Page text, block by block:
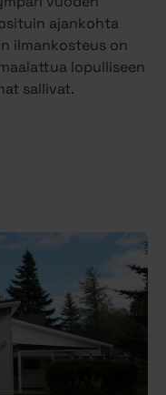
ajankohta
ilmankosteus on
lopulliseen
sallivat.